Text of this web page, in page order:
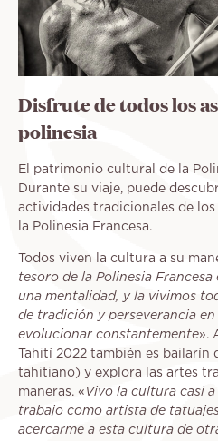
Disfrute de todos los
polinesia
El patrimonio cultural de la
Durante su viaje, puede
actividades tradicionales de
la Polinesia Francesa.
Todos viven la cultura a su
tesoro de la Polinesia
una mentalidad, y la vivimos
de tradición y perseverancia
evolucionar constantemente».
Tahití 2022 también es bailarín
tahitiano) y explora las artes
maneras. « Vivo la cultura casi
trabajo como artista de
acercarme a esta cultura de